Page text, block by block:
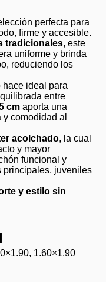
perfecta para
firme y accesible.
tradicionales, este
uniforme y brinda
reduciendo los
hace ideal para
entre
cm aporta una
comodidad al
acolchado, la cual
y mayor
funcional y
principales, juveniles
y estilo sin
1.60×1.90